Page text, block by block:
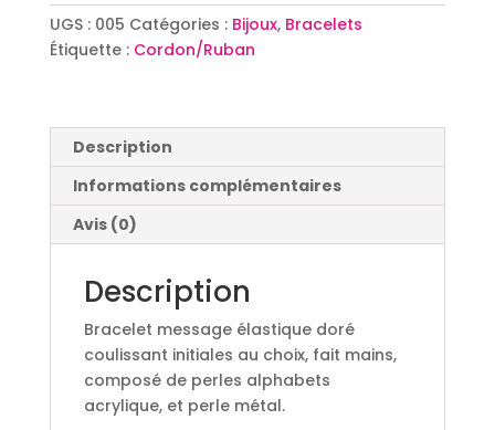
à
initiales
personnalisé
UGS : 005 Catégories : Bijoux, Bracelets
Étiquette : Cordon/Ruban
Description
Informations complémentaires
Avis (0)
Description
Bracelet message élastique doré
coulissant initiales au choix, fait mains,
composé de perles alphabets
acrylique, et perle métal.